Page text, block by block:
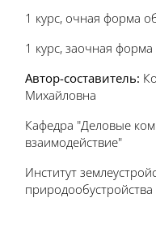
1 курс, очная форма
1 курс, заочная
Автор-составитель:
Михайловна
Кафедра "Деловые
взаимодействие"
Институт
природообустройства